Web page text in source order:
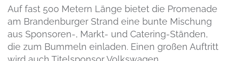
Auf fast 500 Metern Länge bietet die Promenade
am Brandenburger Strand eine bunte Mischung
aus Sponsoren-, Markt- und Catering-Ständen,
die zum Bummeln einladen. Einen großen Auftritt